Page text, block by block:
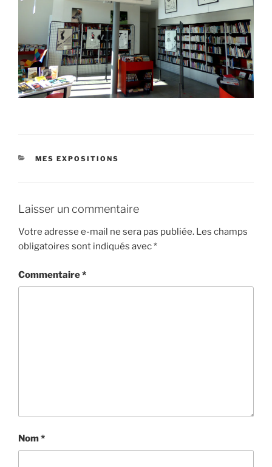
CATÉGORIES
MES EXPOSITIONS
Laisser un commentaire
Votre adresse e-mail ne sera pas publiée. Les champs
obligatoires sont indiqués avec*
Commentaire*
Nom*